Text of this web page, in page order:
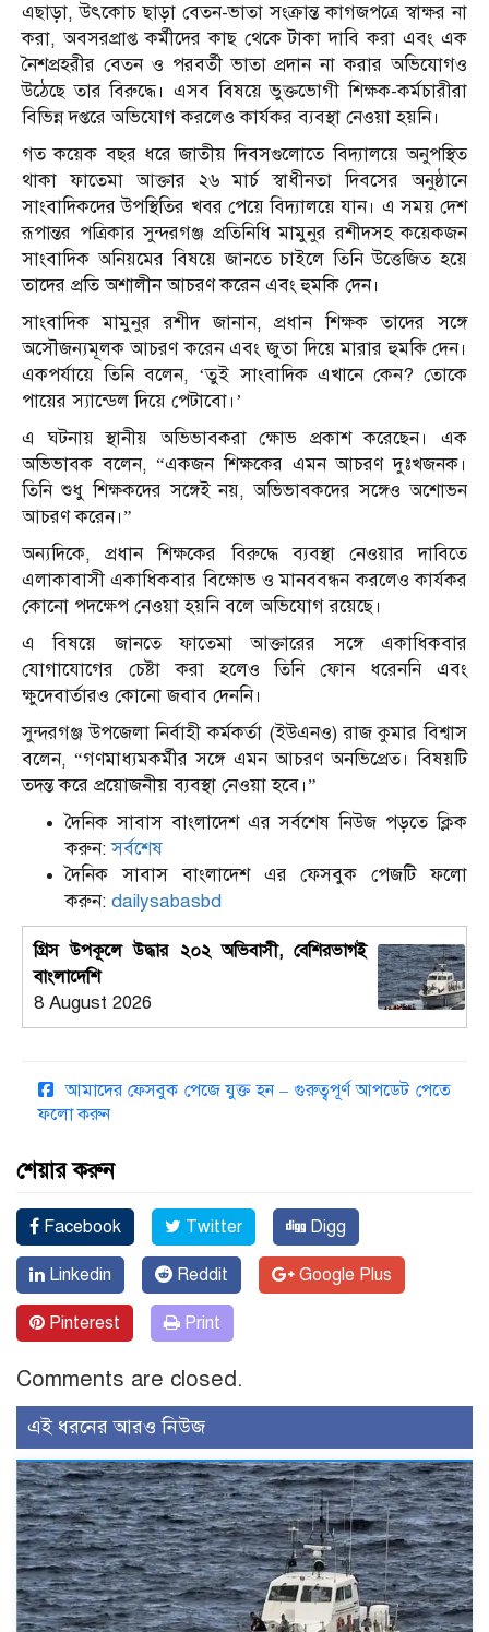
এছাড়া, উৎকোচ ছাড়া বেতন-ভাতা সংক্রান্ত কাগজপত্রে স্বাক্ষর না
করা, অবসরপ্রাপ্ত কর্মীদের কাছ থেকে টাকা দাবি করা এবং এক
নৈশপ্রহরীর বেতন ও পরবর্তী ভাতা প্রদান না করার অভিযোগও
উঠেছে তার বিরুদ্ধে। এসব বিষয়ে ভুক্তভোগী শিক্ষক-কর্মচারীরা
বিভিন্ন দপ্তরে অভিযোগ করলেও কার্যকর ব্যবস্থা নেওয়া হয়নি।
গত কয়েক বছর ধরে জাতীয় দিবসগুলোতে বিদ্যালয়ে অনুপস্থিত
থাকা ফাতেমা আক্তার ২৬ মার্চ স্বাধীনতা দিবসের অনুষ্ঠানে
সাংবাদিকদের উপস্থিতির খবর পেয়ে বিদ্যালয়ে যান। এ সময় দেশ
রূপান্তর পত্রিকার সুন্দরগঞ্জ প্রতিনিধি মামুনুর রশীদসহ কয়েকজন
সাংবাদিক অনিয়মের বিষয়ে জানতে চাইলে তিনি উত্তেজিত হয়ে
তাদের প্রতি অশালীন আচরণ করেন এবং হুমকি দেন।
সাংবাদিক মামুনুর রশীদ জানান, প্রধান শিক্ষক তাদের সঙ্গে
অসৌজন্যমূলক আচরণ করেন এবং জুতা দিয়ে মারার হুমকি দেন।
একপর্যায়ে তিনি বলেন, ‘তুই সাংবাদিক এখানে কেন? তোকে
পায়ের স্যান্ডেল দিয়ে পেটাবো।’
এ ঘটনায় স্থানীয় অভিভাবকরা ক্ষোভ প্রকাশ করেছেন। এক
অভিভাবক বলেন, “একজন শিক্ষকের এমন আচরণ দুঃখজনক।
তিনি শুধু শিক্ষকদের সঙ্গেই নয়, অভিভাবকদের সঙ্গেও অশোভন
আচরণ করেন।”
অন্যদিকে, প্রধান শিক্ষকের বিরুদ্ধে ব্যবস্থা নেওয়ার দাবিতে
এলাকাবাসী একাধিকবার বিক্ষোভ ও মানববন্ধন করলেও কার্যকর
কোনো পদক্ষেপ নেওয়া হয়নি বলে অভিযোগ রয়েছে।
এ বিষয়ে জানতে ফাতেমা আক্তারের সঙ্গে একাধিকবার
যোগাযোগের চেষ্টা করা হলেও তিনি ফোন ধরেননি এবং
ক্ষুদেবার্তারও কোনো জবাব দেননি।
সুন্দরগঞ্জ উপজেলা নির্বাহী কর্মকর্তা (ইউএনও) রাজ কুমার বিশ্বাস
বলেন, “গণমাধ্যমকর্মীর সঙ্গে এমন আচরণ অনভিপ্রেত। বিষয়টি
তদন্ত করে প্রয়োজনীয় ব্যবস্থা নেওয়া হবে।”
দৈনিক সাবাস বাংলাদেশ এর সর্বশেষ নিউজ পড়তে ক্লিক
করুন:সর্বশেষ
দৈনিক সাবাস বাংলাদেশ এর ফেসবুক পেজটি ফলো
করুন: dailysabasbd
গ্রিস উপকূলে উদ্ধার ২০২ অভিবাসী, বেশিরভাগই
বাংলাদেশি
8 August 2026
আমাদের ফেসবুক পেজে যুক্ত হন – গুরুত্বপূর্ণ আপডেট পেতে
ফলো করুন
শেয়ার করুন
Facebook Twitter Digg
Linkedin Reddit Google Plus
Pinterest Print
Comments are closed.
এই ধরনের আরও নিউজ